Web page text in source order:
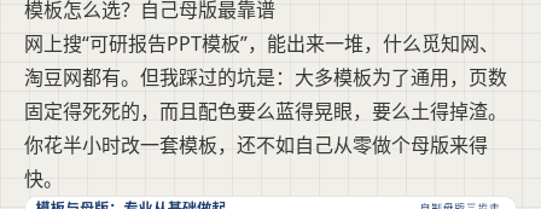
模板怎么选？自己母版最靠谱
网上搜“可研报告PPT模板”，能出来一堆，什么觅知网、
淘豆网都有。但我踩过的坑是：大多模板为了通用，页数
固定得死死的，而且配色要么蓝得晃眼，要么土得掉渣。
你花半小时改一套模板，还不如自己从零做个母版来得
快。